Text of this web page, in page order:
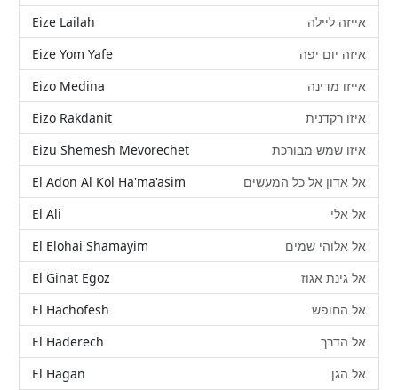
Eize Lailah
אייזה ליילה
Eize Yom Yafe
איזה יום יפה
Eizo Medina
אייזו מדינה
Eizo Rakdanit
איזו רקדנית
Eizu Shemesh Mevorechet
איזו שמש מבורכת
El Adon Al Kol Ha'ma'asim
אל אדון אל כל המעשים
El Ali
אל אלי
El Elohai Shamayim
אל אלוהי שמים
El Ginat Egoz
אל גינת אגוז
El Hachofesh
אל החופש
El Haderech
אל הדרך
El Hagan
אל הגן